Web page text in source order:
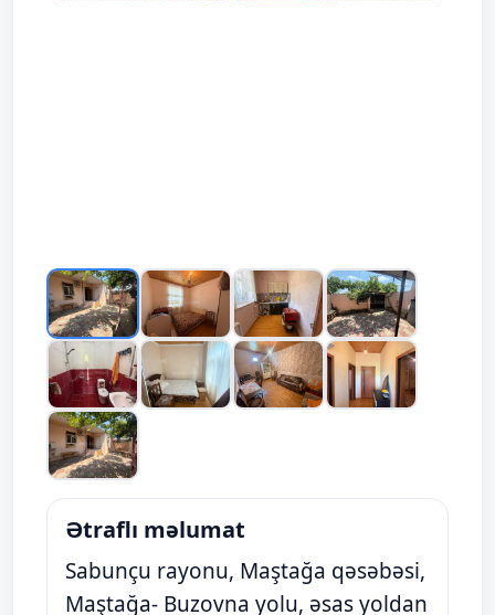
Ətraflı məlumat
Sabunçu rayonu, Maştağa qəsəbəsi,
Maştağa- Buzovna yolu, əsas yoldan